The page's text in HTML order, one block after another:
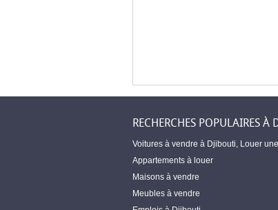
RECHERCHES POPULAIRES À
Voitures à vendre à Djibouti Louer
Appartements à louer
Maisons à vendre
Meubles à vendre